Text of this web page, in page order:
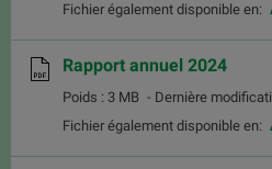
Fichier également disponible en:
Rapport annuel 2024
Poids : 3 MB - Dernière
Fichier également disponible en: